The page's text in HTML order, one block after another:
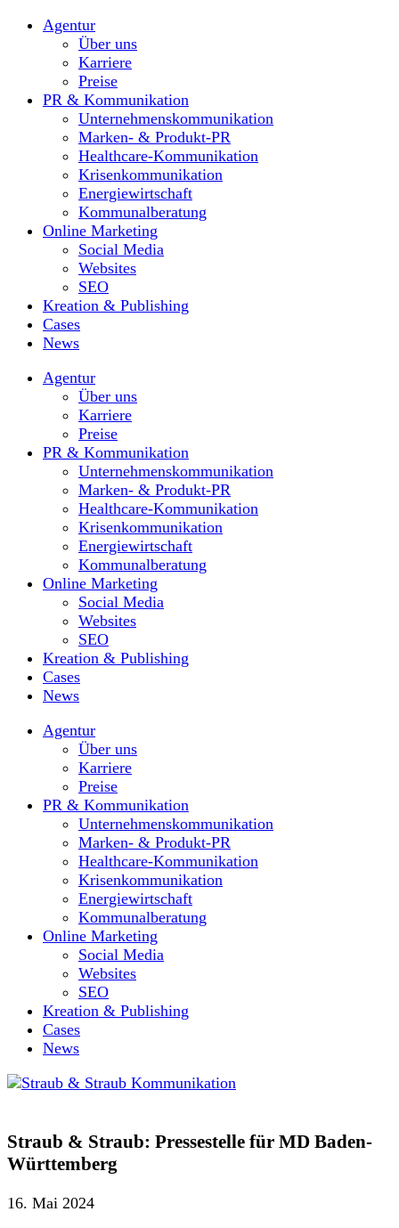
Agentur
Über uns
Karriere
Preise
PR & Kommunikation
Unternehmenskommunikation
Marken- & Produkt-PR
Healthcare-Kommunikation
Krisenkommunikation
Energiewirtschaft
Kommunalberatung
Online Marketing
Social Media
Websites
SEO
Kreation & Publishing
Cases
News
Agentur
Über uns
Karriere
Preise
PR & Kommunikation
Unternehmenskommunikation
Marken- & Produkt-PR
Healthcare-Kommunikation
Krisenkommunikation
Energiewirtschaft
Kommunalberatung
Online Marketing
Social Media
Websites
SEO
Kreation & Publishing
Cases
News
Agentur
Über uns
Karriere
Preise
PR & Kommunikation
Unternehmenskommunikation
Marken- & Produkt-PR
Healthcare-Kommunikation
Krisenkommunikation
Energiewirtschaft
Kommunalberatung
Online Marketing
Social Media
Websites
SEO
Kreation & Publishing
Cases
News
Straub & Straub: Pressestelle für MD Baden-
Württemberg
16. Mai 2024